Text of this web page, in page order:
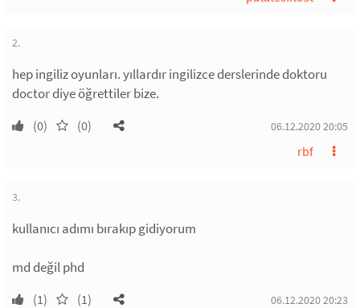
2.
hep ingiliz oyunları. yıllardır ingilizce derslerinde doktoru
doctor diye öğrettiler bize.
(0) (0) 06.12.2020 20:05
rbf
3.
kullanıcı adımı bırakıp gidiyorum
md değil phd
(1) (1) 06.12.2020 20:23